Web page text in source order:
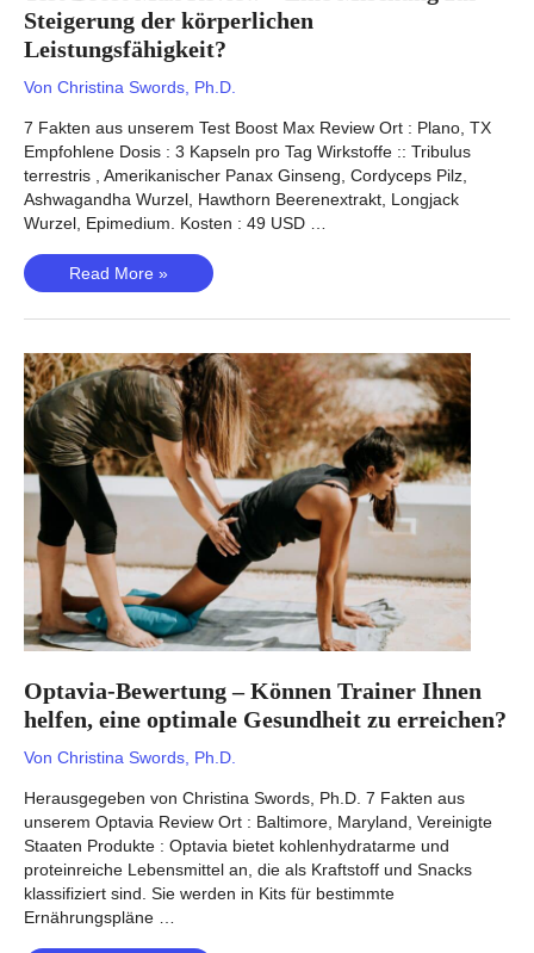
Steigerung der körperlichen
Leistungsfähigkeit?
Von Christina Swords, Ph.D.
7 Fakten aus unserem Test Boost Max Review Ort : Plano, TX
Empfohlene Dosis : 3 Kapseln pro Tag Wirkstoffe :: Tribulus
terrestris , Amerikanischer Panax Ginseng, Cordyceps Pilz,
Ashwagandha Wurzel, Hawthorn Beerenextrakt, Longjack
Wurzel, Epimedium. Kosten : 49 USD …
Test
Boost
Max
–
Eine
Mischung
zur
Steigerung
körperlichen
Leistungsfähigkeit?
Read More »
Optavia-Bewertung – Können Trainer Ihnen
helfen, eine optimale Gesundheit zu erreichen?
Von Christina Swords, Ph.D.
Herausgegeben von Christina Swords, Ph.D. 7 Fakten aus
unserem Optavia Review Ort : Baltimore, Maryland, Vereinigte
Staaten Produkte : Optavia bietet kohlenhydratarme und
proteinreiche Lebensmittel an, die als Kraftstoff und Snacks
klassifiziert sind. Sie werden in Kits für bestimmte
Ernährungspläne …